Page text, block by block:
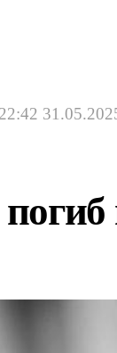
22:42